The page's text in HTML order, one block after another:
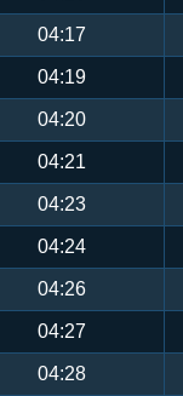
04:17
04:19
04:20
04:21
04:23
04:24
04:26
04:27
04:28